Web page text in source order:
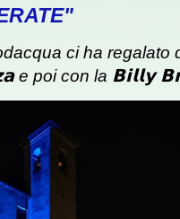
ci ha regalato
e poi con la 𝗕𝗶𝗹𝗹𝘆